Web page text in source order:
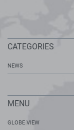
CATEGORIES
NEWS
MENU
GLOBE VIEW